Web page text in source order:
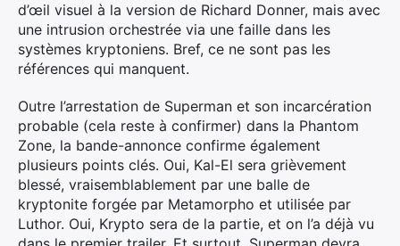
d’œil visuel à la version de Richard Donner, mais avec
une intrusion orchestrée via une faille dans les
systèmes kryptoniens. Bref, ce ne sont pas les
références qui manquent.
Outre l’arrestation de Superman et son incarcération
probable (cela reste à confirmer) dans la Phantom
Zone, la bande-annonce confirme également
plusieurs points clés. Oui, Kal-El sera grièvement
blessé, vraisemblablement par une balle de
kryptonite forgée par Metamorpho et utilisée par
Luthor. Oui, Krypto sera de la partie, et on l’a déjà vu